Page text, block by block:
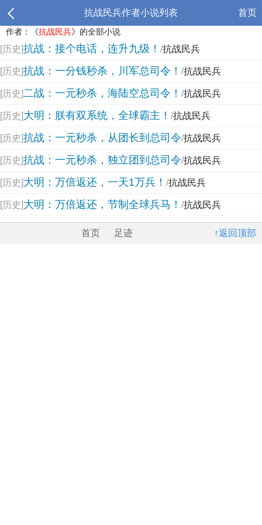
抗战民兵作者小说列表 首页
作者：《抗战民兵》的全部小说
[历史]抗战：接个电话，连升九级！ /抗战民兵
[历史]抗战：一分钱秒杀，川军总司令！ /抗战民兵
[历史]二战：一元秒杀，海陆空总司令！ /抗战民兵
[历史]大明：朕有双系统，全球霸主！ /抗战民兵
[历史]抗战：一元秒杀，从团长到总司令/抗战民兵
[历史]抗战：一元秒杀，独立团到总司令/抗战民兵
[历史]大明：万倍返还，一天1万兵！ /抗战民兵
[历史]大明：万倍返还，节制全球兵马！ /抗战民兵
↑返回顶部
首页 足迹